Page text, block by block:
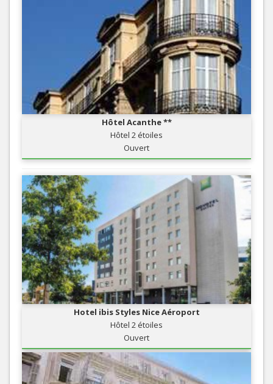
Hôtel Acanthe **
Hôtel 2 étoiles
Ouvert
Hotel ibis Styles Nice Aéroport
Hôtel 2 étoiles
Ouvert